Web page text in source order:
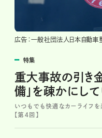
広告：一般社団法人日本自動
特集
重大事故の引き
備」を疎かにし
いつもでも快適なカーライフ
【第４回】